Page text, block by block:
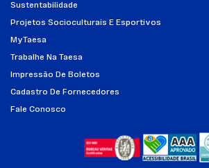
Sustentabilidade
Projetos Socioculturais E Esportivos
MyTaesa
Trabalhe Na Taesa
Impressão De Boletos
Cadastro De Fornecedores
Fale Conosco